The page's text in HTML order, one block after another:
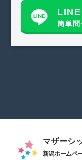
LINE
簡単
マザーシ
新潟ホームペ